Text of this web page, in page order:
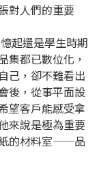
對人們的重要
起還是學生時期
集都已數位化，
己，卻不難看出
後，從事平面設
望客戶能感受拿
來說是極為重要
的材料室——品